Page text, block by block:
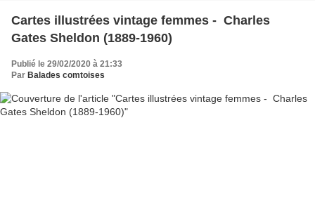
Cartes illustrées vintage femmes - Charles
Gates Sheldon (1889-1960)
Publié le 29/02/2020 à 21:33
Par Balades comtoises